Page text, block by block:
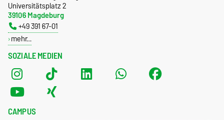
SOZIALE MEDIEN
Universitätsplatz 2
39106 Magdeburg
+49 391 67-01
mehr…
CAMPUS